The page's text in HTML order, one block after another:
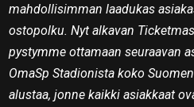
mahdollisimman laadukas
ostopolku. Nyt alkavan
pystymme ottamaan seuraavan
OmaSp Stadionista koko
alustaa, jonne kaikki asiakkaat